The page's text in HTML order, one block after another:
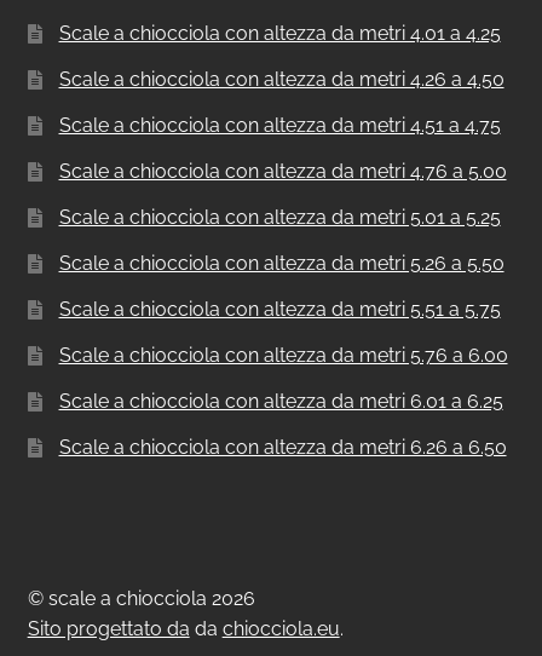
Scale a chiocciola con altezza da metri 4.01 a 4.25
Scale a chiocciola con altezza da metri 4.26 a 4.50
Scale a chiocciola con altezza da metri 4.51 a 4.75
Scale a chiocciola con altezza da metri 4.76 a 5.00
Scale a chiocciola con altezza da metri 5.01 a 5.25
Scale a chiocciola con altezza da metri 5.26 a 5.50
Scale a chiocciola con altezza da metri 5.51 a 5.75
Scale a chiocciola con altezza da metri 5.76 a 6.00
Scale a chiocciola con altezza da metri 6.01 a 6.25
Scale a chiocciola con altezza da metri 6.26 a 6.50
© scale a chiocciola 2026
Sito progettato da da chiocciola.eu.